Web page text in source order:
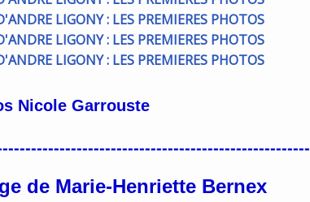
Nicole Garrouste
de Marie-Henriette Bernex